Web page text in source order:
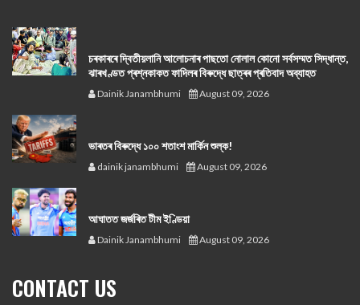
চৰকাৰৰে দ্বিতীয়লানি আলোচনাৰ পাছতো নোলাল কোনো সর্বসম্মত সিদ্ধান্ত,
ঝাৰখণ্ডত প্ৰশ্নকাকত ফাদিলৰ বিৰুদ্ধে ছাত্ৰৰ প্ৰতিবাদ অব্যাহত
Dainik Janambhumi August 09, 2026
ভাৰতৰ বিৰুদ্ধে ১০০ শতাংশ মার্কিন শুল্ক!
dainik janambhumi August 09, 2026
আঘাতত জৰ্জৰিত টীম ইণ্ডিয়া
Dainik Janambhumi August 09, 2026
CONTACT US